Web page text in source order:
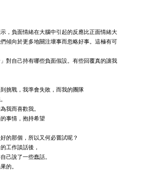
，負面情緒在大腦中引起的反應比正面情緒大
傾向於更多地關注壞事而忽略好事。這極有可
對自己持有哪些負面假設。有些回覆真的讓我
挑戰，我準會失敗，而我的團隊
我而喜歡我。
事情，抱持希望
的那個，所以又何必嘗試呢？
工作談話後，
己說了一些蠢話。
的。